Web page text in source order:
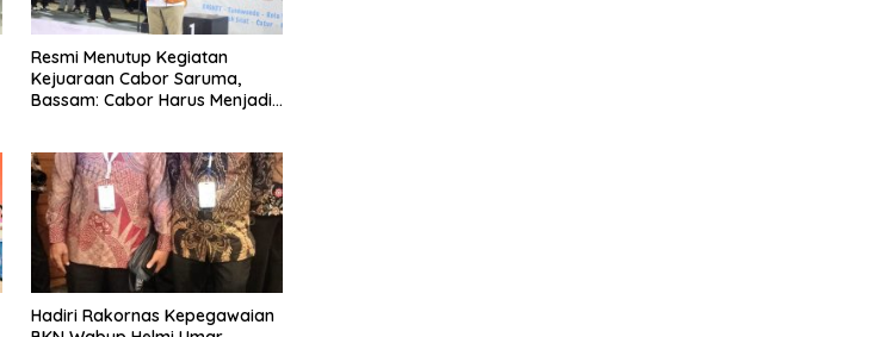
Resmi Menutup Kegiatan
Kejuaraan Cabor Saruma,
Bassam: Cabor Harus Menjadi
Hadiri Rakornas Kepegawaian